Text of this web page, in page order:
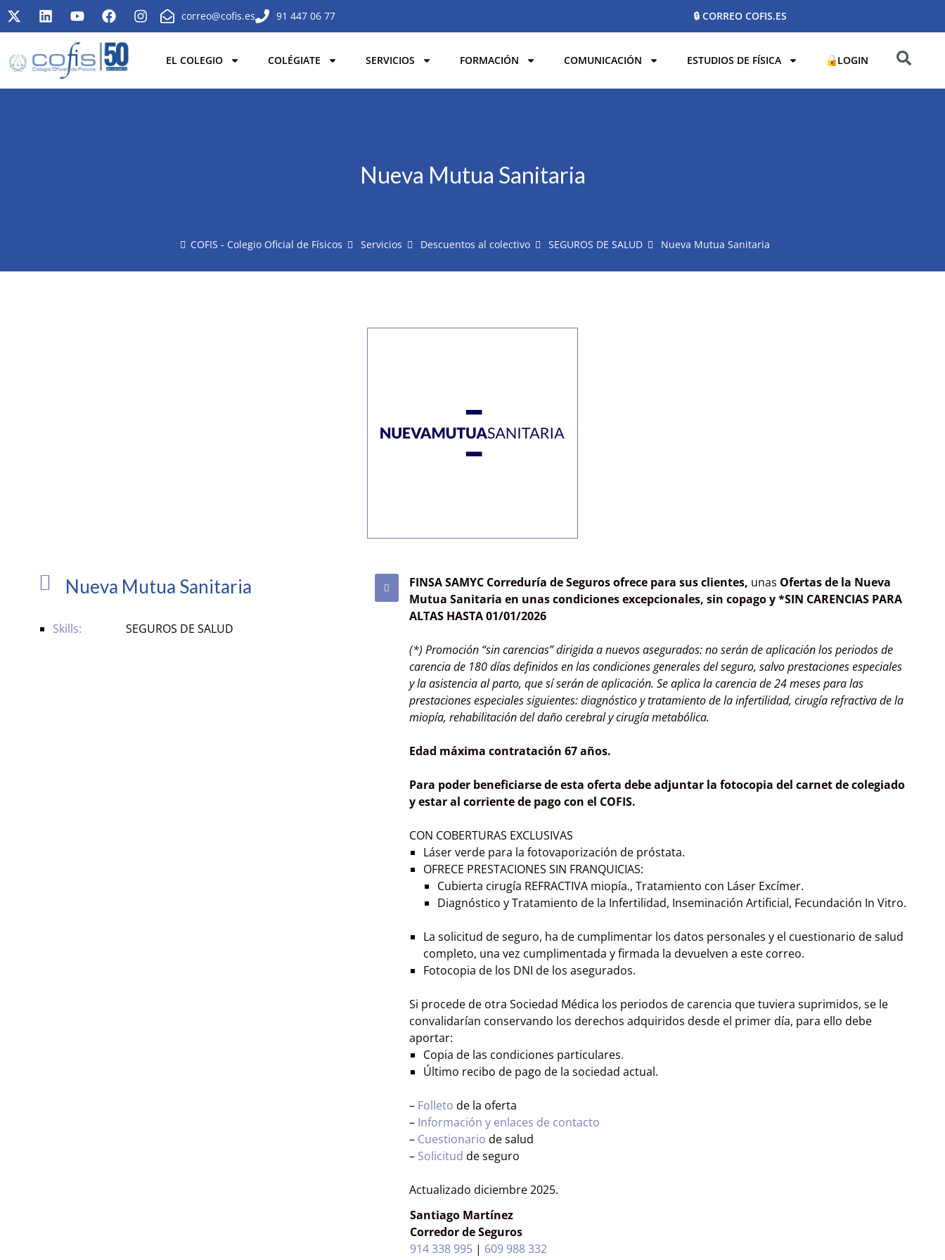
correo@cofis.es 91 447 06 77 🔒 CORREO COFIS.ES
EL COLEGIO COLÉGIATE SERVICIOS FORMACIÓN COMUNICACIÓN ESTUDIOS DE FÍSICA LOGIN
Nueva Mutua Sanitaria
COFIS - Colegio Oficial de Físicos Servicios Descuentos al colectivo SEGUROS DE SALUD Nueva Mutua Sanitaria
Nueva Mutua Sanitaria
Skills: SEGUROS DE SALUD
FINSA SAMYC Correduría de Seguros ofrece para sus clientes, unas Ofertas de la Nueva
Mutua Sanitaria en unas condiciones excepcionales, sin copago y *SIN CARENCIAS PARA
ALTAS HASTA 01/01/2026
(*) Promoción “sin carencias” dirigida a nuevos asegurados: no serán de aplicación los periodos de
carencia de 180 días definidos en las condiciones generales del seguro, salvo prestaciones especiales
y la asistencia al parto, que sí serán de aplicación. Se aplica la carencia de 24 meses para las
prestaciones especiales siguientes: diagnóstico y tratamiento de la infertilidad, cirugía refractiva de la
miopía, rehabilitación del daño cerebral y cirugía metabólica.
Edad máxima contratación 67 años.
Para poder beneficiarse de esta oferta debe adjuntar la fotocopia del carnet de colegiado
y estar al corriente de pago con el COFIS.
CON COBERTURAS EXCLUSIVAS
Láser verde para la fotovaporización de próstata.
OFRECE PRESTACIONES SIN FRANQUICIAS:
Cubierta cirugía REFRACTIVA miopía., Tratamiento con Láser Excímer.
Diagnóstico y Tratamiento de la Infertilidad, Inseminación Artificial, Fecundación In Vitro.
La solicitud de seguro, ha de cumplimentar los datos personales y el cuestionario de salud
completo, una vez cumplimentada y firmada la devuelven a este correo.
Fotocopia de los DNI de los asegurados.
Si procede de otra Sociedad Médica los periodos de carencia que tuviera suprimidos, se le
convalidarían conservando los derechos adquiridos desde el primer día, para ello debe
aportar:
Copia de las condiciones particulares.
Último recibo de pago de la sociedad actual.
– Folleto de la oferta
– Información y enlaces de contacto
– Cuestionario de salud
– Solicitud de seguro
Actualizado diciembre 2025.
Santiago Martínez
Corredor de Seguros
914 338 995| 609 988 332